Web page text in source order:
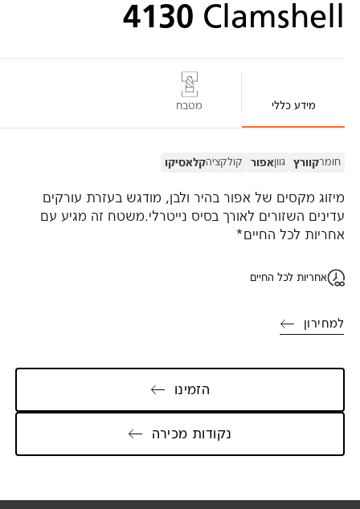
4130 Clamshell
מידע כללי מטבח
חומרקוורץ גווןאפור קולקציהקלאסיקו
מיזוג מקסים של אפור בהיר ולבן, מודגש בעזרת עורקים
עדינים השזורים לאורך בסיס נייטרלי.משטח זה מגיע עם
אחריות לכל החיים*
אחריות לכל החיים
למחירון
הזמינו
נקודות מכירה